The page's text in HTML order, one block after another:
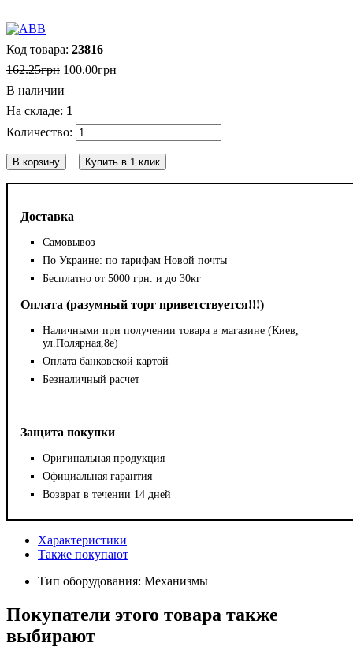
Доставка
Самовывоз
По Украине: по тарифам Новой почты
Бесплатно от 5000 грн. и до 30кг
Оплата (разумный торг приветствуется!!!)
Наличными при получении товара в магазине (Киев,
ул.Полярная,8е)
Оплата банковской картой
Безналичный расчет
Защита покупки
Оригинальная продукция
Официальная гарантия
Возврат в течении 14 дней
23816
162.25грн 100.00грн
В наличии
1
В корзину Купить в 1 клик
Характеристики
Также покупают
Тип оборудования: Механизмы
Покупатели этого товара также
выбирают